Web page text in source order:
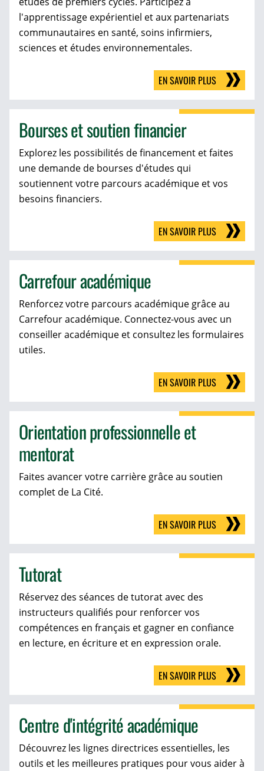
l'apprentissage expérientiel et aux partenariats
communautaires en santé, soins infirmiers,
sciences et études environnementales.
EN SAVOIR PLUS
Bourses et soutien financier
Explorez les possibilités de financement et faites
une demande de bourses d'études qui
soutiennent votre parcours académique et vos
besoins financiers.
EN SAVOIR PLUS
Carrefour académique
Renforcez votre parcours académique grâce au
Carrefour académique. Connectez-vous avec un
conseiller académique et consultez les formulaires
utiles.
EN SAVOIR PLUS
Orientation professionnelle et
mentorat
Faites avancer votre carrière grâce au soutien
complet de La Cité.
EN SAVOIR PLUS
Tutorat
Réservez des séances de tutorat avec des
instructeurs qualifiés pour renforcer vos
compétences en français et gagner en confiance
en lecture, en écriture et en expression orale.
EN SAVOIR PLUS
Centre d'intégrité académique
Découvrez les lignes directrices essentielles, les
outils et les meilleures pratiques pour vous aider à